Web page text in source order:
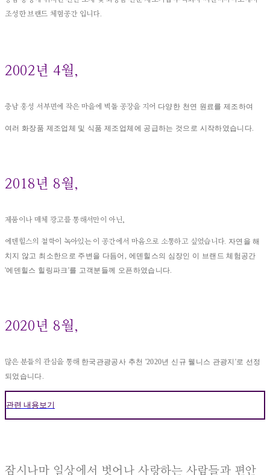
조성한 브랜드 체험공간 입니다.
2002년 4월,
충남 홍성 서부면에 작은 마을에 벽돌 공장을 지어 다양한 천연 원료를제조하여
여러 화장품 제조업체 및 식품 제조업체에 공급하는 것으로 시작하였습니다.
2018년 8월,
제품이나 매체 광고를 통해서만이 아닌,
에덴힐스의 철학이 녹아있는 이 공간에서 마음으로 소통하고 싶었습니다. 자연을 해
치지 않고 최소한으로 주변을 다듬어, 에덴힐스의 심장인 이 브랜드 체험공간
'에덴힐스 힐링파크'를 고객분들께 오픈하였습니다.
2020년 8월,
많은 분들의 관심을 통해 한국관광공사 추천 '2020년 신규 웰니스 관광지'로 선정
되었습니다.
관련 내용보기
잠시나마 일상에서 벗어나 사랑하는 사람들과 편안